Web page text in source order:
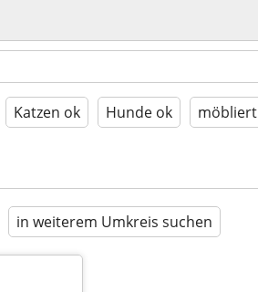
Katzen ok Hunde ok möbliert
in weiterem Umkreis suchen